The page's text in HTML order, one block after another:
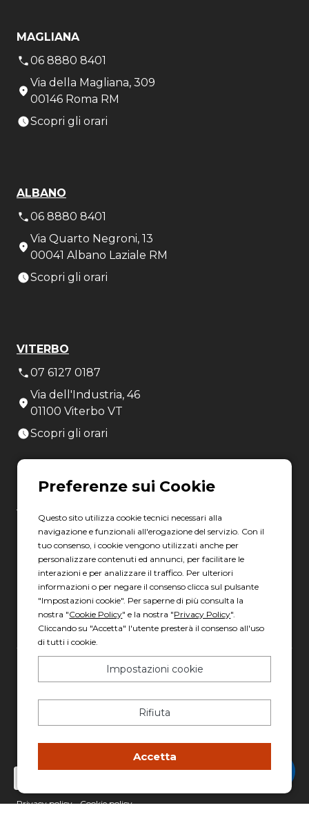
MAGLIANA
06 8880 8401
Via della Magliana, 309
00146 Roma RM
Scopri gli orari
ALBANO
06 8880 8401
Via Quarto Negroni, 13
00041 Albano Laziale RM
Scopri gli orari
VITERBO
07 6127 0187
Via dell'Industria, 46
01100 Viterbo VT
Scopri gli orari
06 8880 8401
Via Torre la Felce, 41/bis
04010 Latina LT
Scopri gli orari
Gruppo Italia Vendita Auto Spa a socio unico
PEC: italiavenditauto@legalmail.it
Capitale sociale: 2.300.000,00 I.V.
Privacy policy-Cookie policy
Questo sito utilizza cookie tecnici necessari alla
navigazione e funzionali all'erogazione del servizio. Con il
tuo consenso, i cookie vengono utilizzati anche per
personalizzare contenuti ed annunci, per facilitare le
interazioni e per analizzare il traffico. Per ulteriori
informazioni o per negare il consenso clicca sul pulsante
"Impostazioni cookie". Per saperne di più consulta la
nostra "Cookie Policy" e la nostra "Privacy Policy".
Cliccando su "Accetta" l'utente presterà il consenso all'uso
di tutti i cookie.
Impostazioni cookie
Rifiuta
Accetta
Chatta con Stefano